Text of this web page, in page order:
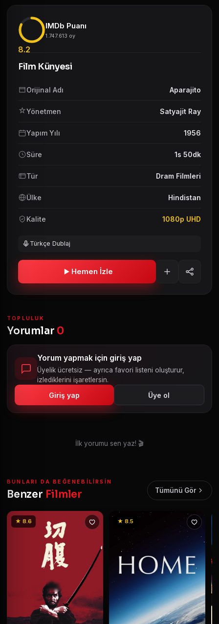
8.2
IMDb Puanı
1.747.613 oy
Film Künyesi
Orijinal Adı Aparajito
Yönetmen Satyajit Ray
Yapım Yılı 1956
Süre 1s 50dk
Tür Dram Filmleri
Ülke Hindistan
Kalite 1080p UHD
Türkçe Dublaj
Hemen İzle
TOPLULUK
Yorumlar 0
Yorum yapmak için giriş yap
Üyelik ücretsiz — ayrıca favori listeni oluşturur,
izlediklerini işaretlersin.
Giriş yap Üye ol
İlk yorumu sen yaz! 🎬
BUNLARI DA BEĞENEBILIRSIN
Benzer Filmler Tümünü Gör
★ 8.6 ★ 8.5